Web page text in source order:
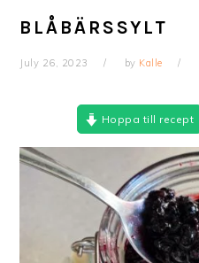
BLÅBÄRSSYLT
July 26, 2023 by Kalle
Hoppa till recept